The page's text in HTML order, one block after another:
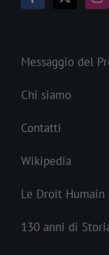
Messaggio del
Chi siamo
Contatti
Wikipedia
Le Droit
130 anni di